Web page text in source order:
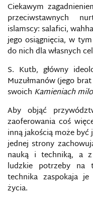
Ciekawym
przeciwstawnych
islamscy: salafici,
jego osiągnięcia, w
do nich dla własnych
S. Kutb, główny
Muzułmanów (jego
swoich Kamieniach
Aby objąć
zaoferowania coś
inną jakością może
jednej strony
nauką i techniką, a z
ludzkie potrzeby na
technika zaspokaja
życia.